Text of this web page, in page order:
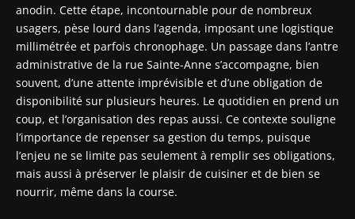
anodin. Cette étape, incontournable pour de nombreux
usagers, pèse lourd dans l’agenda, imposant une logistique
millimétrée et parfois chronophage. Un passage dans l’antre
administrative de la rue Sainte-Anne s’accompagne, bien
souvent, d’une attente imprévisible et d’une obligation de
disponibilité sur plusieurs heures. Le quotidien en prend un
coup, et l’organisation des repas aussi. Ce contexte souligne
l’importance de repenser sa gestion du temps, puisque
l’enjeu ne se limite pas seulement à remplir ses obligations,
mais aussi à préserver le plaisir de cuisiner et de bien se
nourrir, même dans la course.